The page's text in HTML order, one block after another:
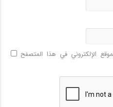
الإلكتروني في هذا المتصفح